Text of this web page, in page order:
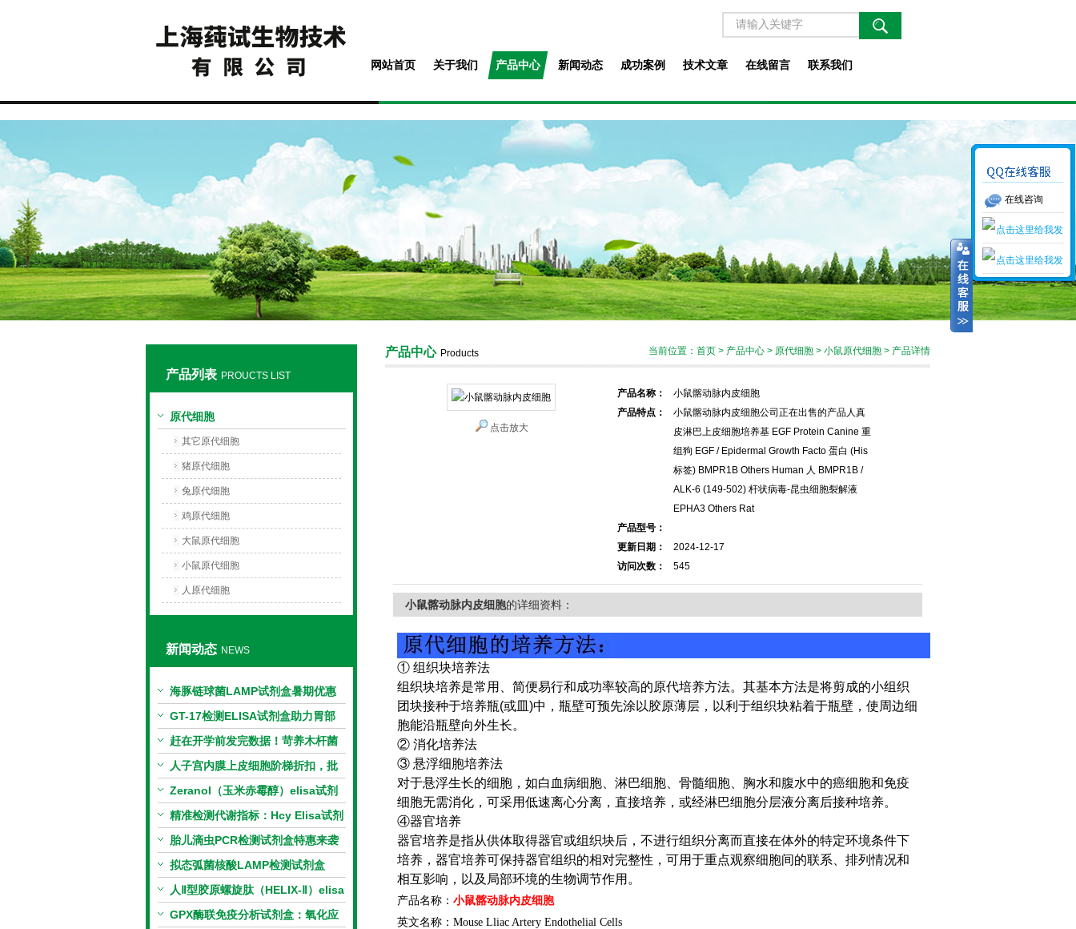
网站首页 关于我们 产品中心 新闻动态 成功案例 技术文章 在线留言 联系我们
产品列表 PROUCTS LIST
原代细胞
其它原代细胞
猪原代细胞
兔原代细胞
鸡原代细胞
大鼠原代细胞
小鼠原代细胞
人原代细胞
新闻动态 NEWS
海豚链球菌LAMP试剂盒暑期优惠
GT-17检测ELISA试剂盒助力胃部
相关指标样本定量研究
赶在开学前发完数据！苛养木杆菌
PCR检测试剂盒暑假优惠开启
人子宫内膜上皮细胞阶梯折扣，批
量更划算
Zeranol（玉米赤霉醇）elisa试剂
盒特惠
精准检测代谢指标：Hcy Elisa试剂
盒的科研应用与技术特点
胎儿滴虫PCR检测试剂盒特惠来袭
拟态弧菌核酸LAMP检测试剂盒
（恒温荧光法）新品上市优惠活动
人Ⅱ型胶原螺旋肽（HELIX-Ⅱ）elisa
试剂盒科研优惠活动开启
GPX酶联免疫分析试剂盒：氧化应
产品中心 Products 当前位置： 首页 > 产品中心 > 原代细胞 > 小鼠原代细胞 > 产品详情
点击放大
产品名称：
小鼠髂动脉内皮细胞
产品特点：
小鼠髂动脉内皮细胞公司正在出售的产品人真
皮淋巴上皮细胞培养基 EGF Protein Canine 重
组狗 EGF / Epidermal Growth Facto 蛋白 (His
标签) BMPR1B Others Human 人 BMPR1B /
ALK-6 (149-502) 杆状病毒-昆虫细胞裂解液
EPHA3 Others Rat
产品型号：
更新日期：
2024-12-17
访问次数：
545
小鼠髂动脉内皮细胞的详细资料：
① 组织块培养法
组织块培养是常用、简便易行和成功率较高的原代培养方法。其基本方法是将剪成的小组织
团块接种于培养瓶(或皿)中，瓶壁可预先涂以胶原薄层，以利于组织块粘着于瓶壁，使周边细
胞能沿瓶壁向外生长。
② 消化培养法
③ 悬浮细胞培养法
对于悬浮生长的细胞，如白血病细胞、淋巴细胞、骨髓细胞、胸水和腹水中的癌细胞和免疫
细胞无需消化，可采用低速离心分离，直接培养，或经淋巴细胞分层液分离后接种培养。
④器官培养
器官培养是指从供体取得器官或组织块后，不进行组织分离而直接在体外的特定环境条件下
培养，器官培养可保持器官组织的相对完整性，可用于重点观察细胞间的联系、排列情况和
相互影响，以及局部环境的生物调节作用。
产品名称： 小鼠髂动脉内皮细胞
英文名称： Mouse Lliac Artery Endothelial Cells
在线咨询